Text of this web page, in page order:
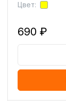
Цвет:
690 ₽